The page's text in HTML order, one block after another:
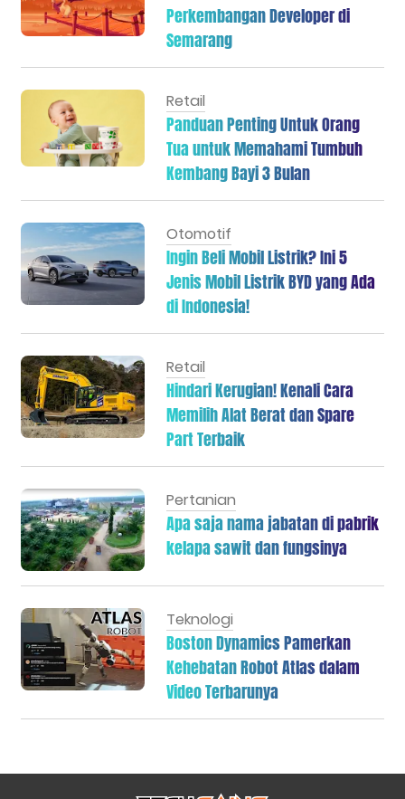
Perkembangan Developer di
Semarang
Retail
Panduan Penting Untuk Orang
Tua untuk Memahami Tumbuh
Kembang Bayi 3 Bulan
Otomotif
Ingin Beli Mobil Listrik? Ini 5
Jenis Mobil Listrik BYD yang Ada
di Indonesia!
Retail
Hindari Kerugian! Kenali Cara
Memilih Alat Berat dan Spare
Part Terbaik
Pertanian
Apa saja nama jabatan di pabrik
kelapa sawit dan fungsinya
Teknologi
Boston Dynamics Pamerkan
Kehebatan Robot Atlas dalam
Video Terbarunya